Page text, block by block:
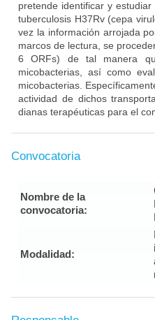
pretende identificar y
tuberculosis H37Rv (cepa
vez la información arrojada
marcos de lectura, se
6 ORFs) de tal manera
micobacterias, así como
micobacterias.
actividad de dichos
dianas terapéuticas para el
Convocatoria
Nombre de la
convocatoria:
Modalidad: